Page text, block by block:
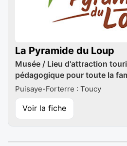
La Pyramide du Loup
Musée / Lieu d'attraction
pédagogique pour toute la
Puisaye-Forterre : Toucy
Voir la fiche